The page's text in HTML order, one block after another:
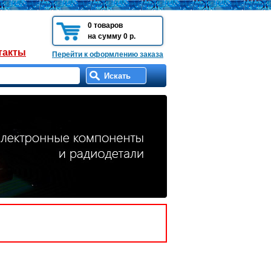
0 товаров
на сумму 0 р.
Перейти к оформлению заказа